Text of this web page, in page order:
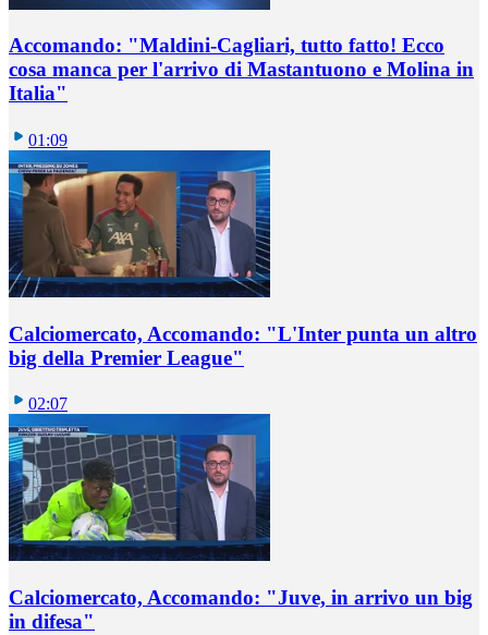
Accomando: "Maldini-Cagliari, tutto fatto! Ecco
cosa manca per l'arrivo di Mastantuono e Molina in
Italia"
01:09
Calciomercato, Accomando: "L'Inter punta un altro
big della Premier League"
02:07
Calciomercato, Accomando: "Juve, in arrivo un big
in difesa"